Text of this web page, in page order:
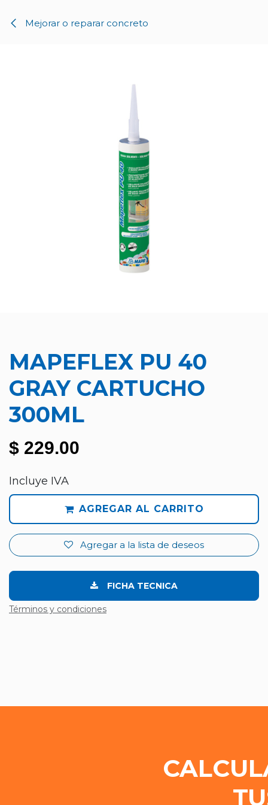
Mejorar o reparar concreto
MAPEFLEX PU 40
GRAY CARTUCHO
300ML
$ 229.00
Incluye IVA
AGREGAR AL CARRITO
Agregar a la lista de deseos
FICHA TECNICA
Términos y condiciones